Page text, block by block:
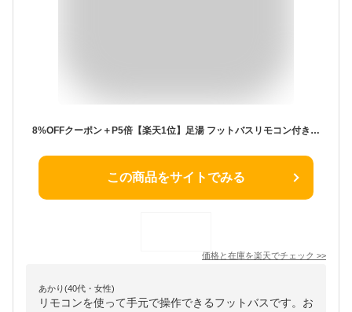
8%OFFクーポン＋P5倍【楽天1位】足湯 フットバスリモコン付き バブル ボウル 保温 折りたたみ ふくらはぎ 加熱 フットケア フットバスボウル 足浴器 折り畳み式 足浴 オイル 足浴グッズ 4L 遠赤外線 温度設定可能 あし湯 湯おけ フットケア 収納 自宅 電気 ギフト 敬老の日
この商品をサイトでみる
価格と在庫を楽天でチェック >>
あかり(40代・女性)
リモコンを使って手元で操作できるフットバスです。お